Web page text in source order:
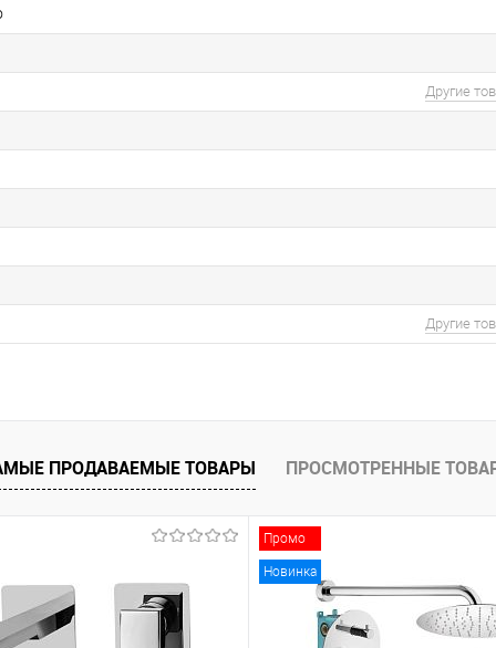
Другие
Другие
ПРОДАВАЕМЫЕ ТОВАРЫ ПРОСМОТРЕННЫЕ
Промо
Новинка